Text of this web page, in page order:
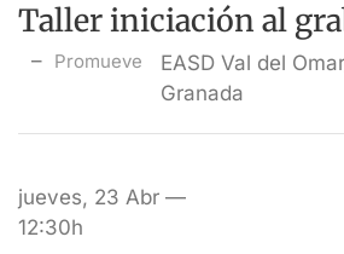
Taller iniciación al
Promueve
EASD Val del
Granada
jueves, 23 Abr —
12:30h